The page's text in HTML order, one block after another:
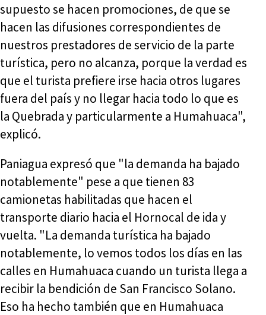
supuesto se hacen promociones, de que se
hacen las difusiones correspondientes de
nuestros prestadores de servicio de la parte
turística, pero no alcanza, porque la verdad es
que el turista prefiere irse hacia otros lugares
fuera del país y no llegar hacia todo lo que es
la Quebrada y particularmente a Humahuaca",
explicó.
Paniagua expresó que "la demanda ha bajado
notablemente" pese a que tienen 83
camionetas habilitadas que hacen el
transporte diario hacia el Hornocal de ida y
vuelta. "La demanda turística ha bajado
notablemente, lo vemos todos los días en las
calles en Humahuaca cuando un turista llega a
recibir la bendición de San Francisco Solano.
Eso ha hecho también que en Humahuaca